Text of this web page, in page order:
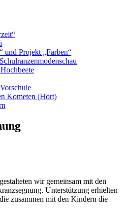
und Projekt „Farben“
Kometen (Hort)
wir gemeinsam mit den
Unterstützung erhielten
zusammen mit den Kindern die